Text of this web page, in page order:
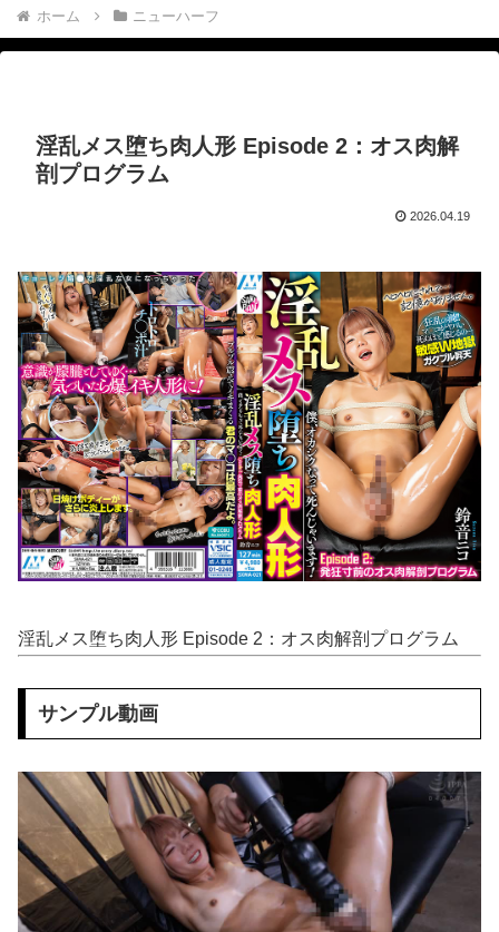
お腹を空かせた子供たちにご飯をあげていた。ほんと助かるわ、どうもありがとう → 母親はこんな様子です…
【アメリカ】 ウォルマートでクリスマスの悪ふざけが騒動に サンタ姿のTikTokerに客が激怒
外国人「2002年W杯は?」韓国サッカーに衝撃的不祥事！W杯予選でレフリーへの性的接待発覚！海外騒然！【海外の反応】
【動画】 メンズエステ嬢さん、大サービスで本番セッ●スまでしてしまう・・・
【動画】 地下アイドルさん、売れるためにここまでしなきゃいけないと判明…………………
【有能】 政府「トラックはサービスエリア利用有料化すればサボらず走るし流問題解決じゃね？」
連れて行かれた
【コンゴ】 エボラ出血熱、感染3600人…過去最大の流行に
【画像】 村重杏奈さん(30)のお●ぱいがコチラｗｗｗｗｗｗｗｗｗｗｗｗ
ストーカーに狙われた女子高生が悲惨…絶対に避けられない中出しレ●プGIF画像
【FANZA】 2026年8月7日(金)配信開始作品
ホーム ニューハーフ
淫乱メス堕ち肉人形 Episode 2：オス肉解
剖プログラム
2026.04.19
淫乱メス堕ち肉人形 Episode 2：オス肉解剖プログラム
サンプル動画